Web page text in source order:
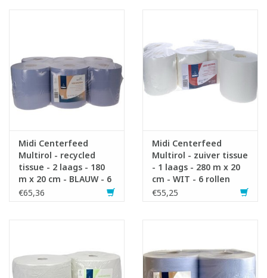
Midi Centerfeed
Multirol - recycled
tissue - 2 laags - 180
m x 20 cm - BLAUW - 6
rollen
€65,36
Midi Centerfeed
Multirol - zuiver tissue
- 1 laags - 280 m x 20
cm - WIT - 6 rollen
€55,25